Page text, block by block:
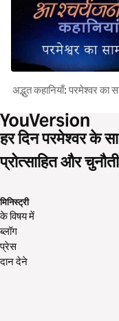
अद्भुत कहानियाँ: परमेश्वर का
हर दिन परमेश्वर के
प्रोत्साहित और
मिनिस्ट्री
के विषय में
ब्लॉग
प्रेस
दान देने